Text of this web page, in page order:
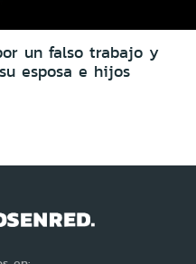
un falso trabajo y
esposa e hijos